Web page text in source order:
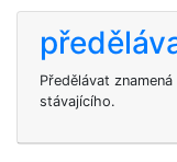
Předělávat
stávajícího.